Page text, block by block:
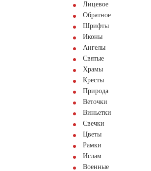
Лицевое
Обратное
Шрифты
Иконы
Ангелы
Святые
Храмы
Кресты
Природа
Веточки
Виньетки
Свечки
Цветы
Рамки
Ислам
Военные